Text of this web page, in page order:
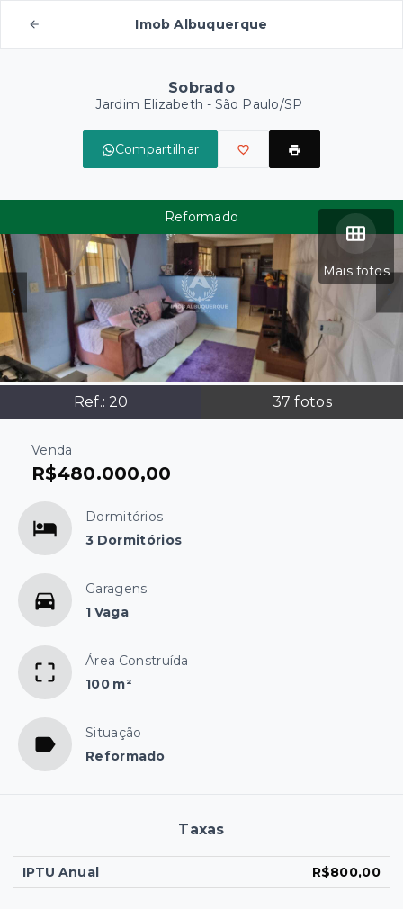
Imob Albuquerque
Sobrado
Jardim Elizabeth - São Paulo/SP
Compartilhar
Mais fotos
Ref.: 20 37 fotos
Reformado
Venda
R$480.000,00
Dormitórios
3 Dormitórios
Garagens
1 Vaga
Área Construída
100 m²
Situação
Reformado
Taxas
IPTU Anual R$800,00